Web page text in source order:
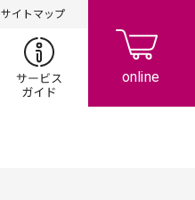
サイトマップ
イベント/キャンペーン
サービスガイド